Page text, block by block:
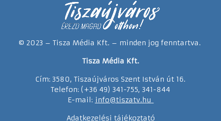
© 2023 – Tisza Média Kft. – minden jog fenntartva.
Tisza Média Kft.
Cím: 3580, Tiszaújváros Szent István út 16.
Telefon: (+36 49) 341-755, 341-844
E-mail: info@tiszatv.hu
Adatkezelési tájékoztató